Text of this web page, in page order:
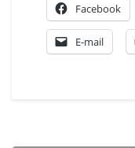
Facebook
E-mail